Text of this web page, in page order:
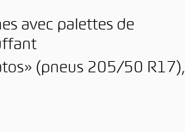
avec palettes de
(pneus 205/50 R17),